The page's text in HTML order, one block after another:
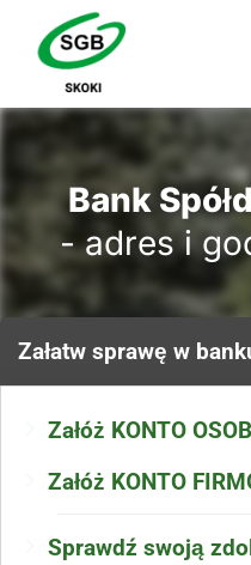
Bank
- adres i
Załatw sprawę w
Załóż KONTO
Załóż KONTO
Sprawdź swoją